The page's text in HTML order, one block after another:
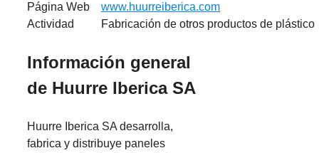
Página Web
www.huurreiberica.com
Actividad
Fabricación de otros productos de plástico
Información general
de Huurre Iberica SA
Huurre Iberica SA desarrolla,
fabrica y distribuye paneles